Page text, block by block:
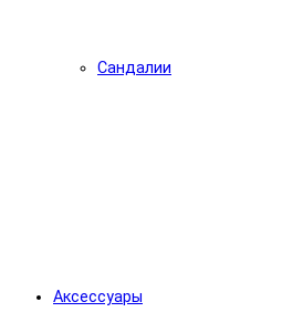
Сандалии
Аксессуары